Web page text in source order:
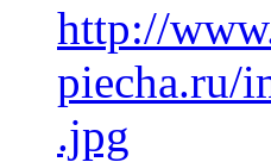
http://
piecha.ru/
.jpg